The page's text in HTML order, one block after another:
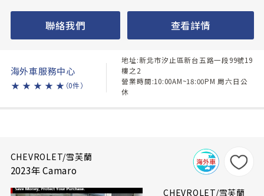
聯絡我們 查看詳情
海外車服務中心
★ ★ ★ ★ ★ （0件）
地址:新北市汐止區新台五路一段99號19
樓之2
營業時間:10:00AM~18:00PM 周六日公
休
CHEVROLET/雪芙蘭
2023年 Camaro
CHEVROLET/雪芙蘭